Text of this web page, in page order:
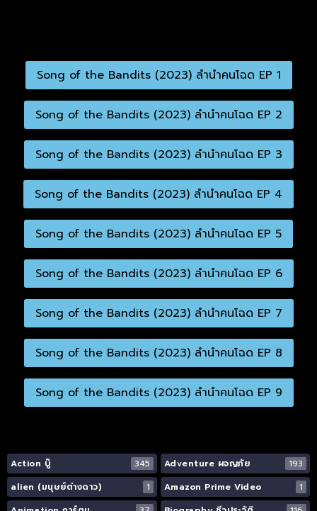
Song of the Bandits (2023) ลำนำคนโฉด EP 1
Song of the Bandits (2023) ลำนำคนโฉด EP 2
Song of the Bandits (2023) ลำนำคนโฉด EP 3
Song of the Bandits (2023) ลำนำคนโฉด EP 4
Song of the Bandits (2023) ลำนำคนโฉด EP 5
Song of the Bandits (2023) ลำนำคนโฉด EP 6
Song of the Bandits (2023) ลำนำคนโฉด EP 7
Song of the Bandits (2023) ลำนำคนโฉด EP 8
Song of the Bandits (2023) ลำนำคนโฉด EP 9
Action บู๊ 345 Adventure ผจญภัย
193
alien (มนุษย์ต่างดาว)
1 Amazon Prime Video
1